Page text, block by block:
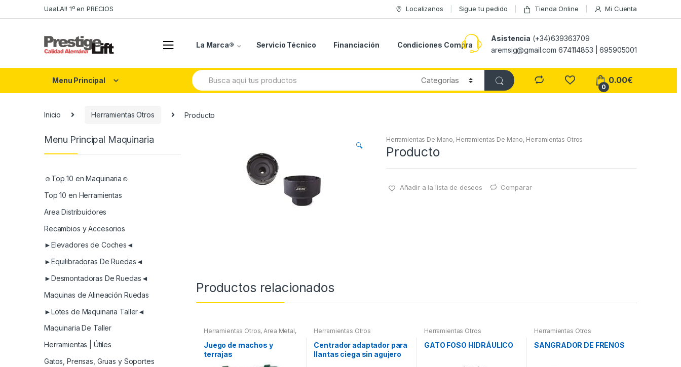
to
to
UaaLA!! 1º en PRECIOS Localizanos Sigue tu pedido Tienda Online Mi Cuenta
La Marca® Servicio Técnico Financiación Condiciones Compra
Asistencia (+34)639363709
aremsig@gmail.com 674114853 | 695905001
Menu Principal
Search
for:
0
0.00€
Inicio Herramientas Otros Producto
🔍
Herramientas De Mano, Herramientas De Mano, Herramientas Otros
Producto
Añadir a la lista de deseos Comparar
Productos relacionados
Herramientas Otros, Area Metal,
Maletines Herramientas,
Extractores, Compresímetros,
otros
Juego de machos y
terrajas
Herramientas Otros
Centrador adaptador para
llantas ciega sin agujero
Herramientas Otros
GATO FOSO HIDRÁULICO
Herramientas Otros
SANGRADOR DE FRENOS
Menu Principal Maquinaria
☺Top 10 en Maquinaria☺
Top 10 en Herramientas
Area Distribuidores
Recambios y Accesorios
►Elevadores de Coches◄
►Equilibradoras De Ruedas◄
►Desmontadoras De Ruedas◄
Maquinas de Alineación Ruedas
►Lotes de Maquinaria Taller◄
Maquinaria De Taller
Herramientas | Útiles
Gatos, Prensas, Gruas y Soportes